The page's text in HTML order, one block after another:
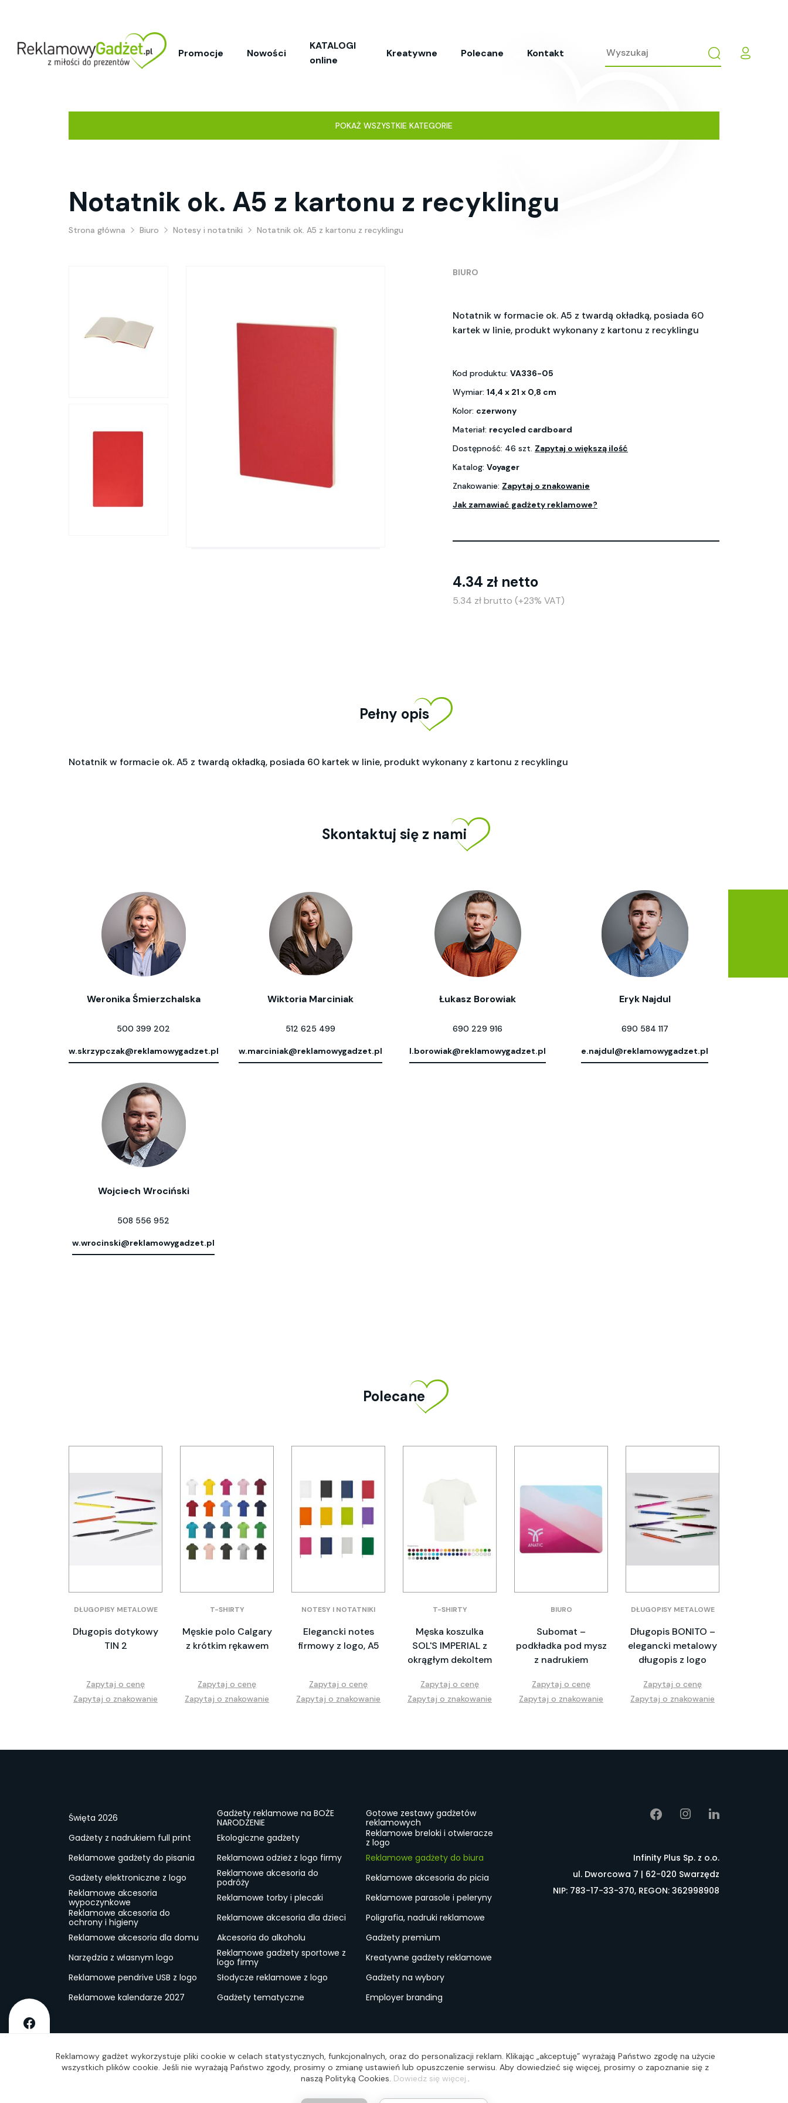
Promocje Nowości
KATALOGI
online
Kreatywne Polecane Kontakt
POKAŻ WSZYSTKIE KATEGORIE
Notatnik ok. A5 z kartonu z recyklingu
Strona główna Biuro Notesy i notatniki Notatnik ok. A5 z kartonu z recyklingu
BIURO
Notatnik w formacie ok. A5 z twardą okładką, posiada 60
kartek w linie, produkt wykonany z kartonu z recyklingu
Kod produktu: VA336-05
Wymiar: 14,4 x 21 x 0,8 cm
Kolor: czerwony
Materiał: recycled cardboard
Dostępność: 46 szt. Zapytaj o większą ilość
Katalog: Voyager
Znakowanie: Zapytaj o znakowanie
Jak zamawiać gadżety reklamowe?
4.34 zł netto
5.34 zł brutto (+23% VAT)
Pełny opis
Notatnik w formacie ok. A5 z twardą okładką, posiada 60 kartek w linie, produkt wykonany z kartonu z recyklingu
Skontaktuj się z nami
Weronika Śmierzchalska
500 399 202
w.skrzypczak@reklamowygadzet.pl
Wiktoria Marciniak
512 625 499
w.marciniak@reklamowygadzet.pl
Łukasz Borowiak
690 229 916
l.borowiak@reklamowygadzet.pl
Eryk Najdul
690 584 117
e.najdul@reklamowygadzet.pl
Wojciech Wrociński
508 556 952
w.wrocinski@reklamowygadzet.pl
Polecane
DŁUGOPISY METALOWE
Długopis dotykowy
TIN 2
Zapytaj o cenę
Zapytaj o znakowanie
T-SHIRTY
Męskie polo Calgary
z krótkim rękawem
Zapytaj o cenę
Zapytaj o znakowanie
NOTESY I NOTATNIKI
Elegancki notes
firmowy z logo, A5
Zapytaj o cenę
Zapytaj o znakowanie
T-SHIRTY
Męska koszulka
SOL'S IMPERIAL z
okrągłym dekoltem
Zapytaj o cenę
Zapytaj o znakowanie
BIURO
Subomat –
podkładka pod mysz
z nadrukiem
Zapytaj o cenę
Zapytaj o znakowanie
DŁUGOPISY METALOWE
Długopis BONITO –
elegancki metalowy
długopis z logo
Zapytaj o cenę
Zapytaj o znakowanie
Święta 2026
Gadżety reklamowe na BOŻE
NARODZENIE
Gotowe zestawy gadżetów
reklamowych
Gadżety z nadrukiem full print
Ekologiczne gadżety
Reklamowe breloki i otwieracze
z logo
Reklamowe gadżety do pisania
Reklamowa odzież z logo firmy
Reklamowe gadżety do biura
Gadżety elektroniczne z logo
Reklamowe akcesoria do
podróży
Reklamowe akcesoria do picia
Reklamowe akcesoria
wypoczynkowe
Reklamowe torby i plecaki
Reklamowe parasole i peleryny
Reklamowe akcesoria do
ochrony i higieny
Reklamowe akcesoria dla dzieci
Poligrafia, nadruki reklamowe
Reklamowe akcesoria dla domu
Akcesoria do alkoholu
Gadżety premium
Narzędzia z własnym logo
Reklamowe gadżety sportowe z
logo firmy
Kreatywne gadżety reklamowe
Reklamowe pendrive USB z logo
Słodycze reklamowe z logo
Gadżety na wybory
Reklamowe kalendarze 2027
Gadżety tematyczne Employer branding
Infinity Plus Sp. z o.o.
ul. Dworcowa 7 | 62-020 Swarzędz
NIP: 783-17-33-370, REGON: 362998908
Reklamowy gadżet wykorzystuje pliki cookie w celach statystycznych, funkcjonalnych, oraz do personalizacji reklam. Klikając „akceptuję” wyrażają Państwo zgodę na użycie
wszystkich plików cookie. Jeśli nie wyrażają Państwo zgody, prosimy o zmianę ustawień lub opuszczenie serwisu. Aby dowiedzieć się więcej, prosimy o zapoznanie się z
naszą Polityką Cookies. Dowiedz się więcej..